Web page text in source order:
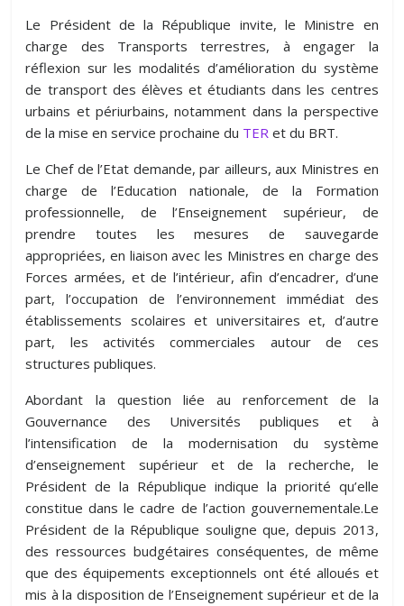
Le Président de la République invite, le Ministre en
charge des Transports terrestres, à engager la
réflexion sur les modalités d’amélioration du système
de transport des élèves et étudiants dans les centres
urbains et périurbains, notamment dans la perspective
de la mise en service prochaine du TER et du BRT.
Le Chef de l’Etat demande, par ailleurs, aux Ministres en
charge de l’Education nationale, de la Formation
professionnelle, de l’Enseignement supérieur, de
prendre toutes les mesures de sauvegarde
appropriées, en liaison avec les Ministres en charge des
Forces armées, et de l’intérieur, afin d’encadrer, d’une
part, l’occupation de l’environnement immédiat des
établissements scolaires et universitaires et, d’autre
part, les activités commerciales autour de ces
structures publiques.
Abordant la question liée au renforcement de la
Gouvernance des Universités publiques et à
l’intensification de la modernisation du système
d’enseignement supérieur et de la recherche, le
Président de la République indique la priorité qu’elle
constitue dans le cadre de l’action gouvernementale.Le
Président de la République souligne que, depuis 2013,
des ressources budgétaires conséquentes, de même
que des équipements exceptionnels ont été alloués et
mis à la disposition de l’Enseignement supérieur et de la